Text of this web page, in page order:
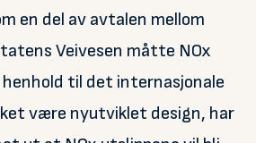
en del av avtalen mellom
Veivesen måtte NOx
til det internasjonale
være nyutviklet design, har